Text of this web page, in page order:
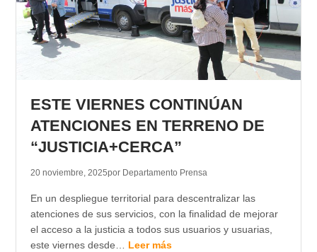
ESTE VIERNES CONTINÚAN
ATENCIONES EN TERRENO DE
“JUSTICIA+CERCA”
20 noviembre, 2025por Departamento Prensa
En un despliegue territorial para descentralizar las
atenciones de sus servicios, con la finalidad de mejorar
el acceso a la justicia a todos sus usuarios y usuarias,
este viernes desde… Leer más